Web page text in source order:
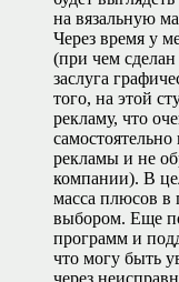
на вязальную
Через время у
(при чем
заслуга
того, на этой
рекламу, что
самостоятельно
рекламы и не
компании). В
масса плюсов в
выбором. Еще
программ и
что могу быть